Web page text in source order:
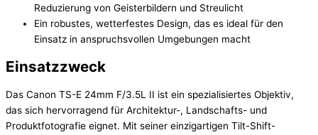
Reduzierung von Geisterbildern und Streulicht
Ein robustes, wetterfestes Design, das es ideal für den
Einsatz in anspruchsvollen Umgebungen macht
Einsatzzweck
Das Canon TS-E 24mm F/3.5L II ist ein spezialisiertes Objektiv,
das sich hervorragend für Architektur-, Landschafts- und
Produktfotografie eignet. Mit seiner einzigartigen Tilt-Shift-